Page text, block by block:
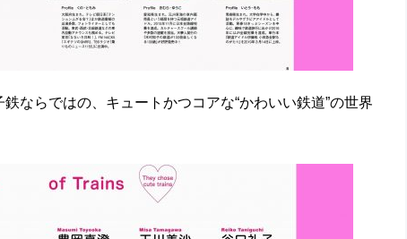
ならではの、キュートかつコアな“かわいい鉄道”の世界